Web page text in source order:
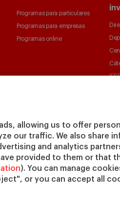
allowing us to offer
our traffic. We also share
and analytics
provided to them or that
). You can manage
or you can accept all
Programas para particulares
Programas para empresas
Programas online